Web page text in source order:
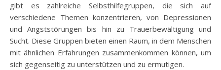
gibt es zahlreiche Selbsthilfegruppen, die sich auf
verschiedene Themen konzentrieren, von Depressionen
und Angststörungen bis hin zu Trauerbewältigung und
Sucht. Diese Gruppen bieten einen Raum, in dem Menschen
mit ähnlichen Erfahrungen zusammenkommen können, um
sich gegenseitig zu unterstützen und zu ermutigen.